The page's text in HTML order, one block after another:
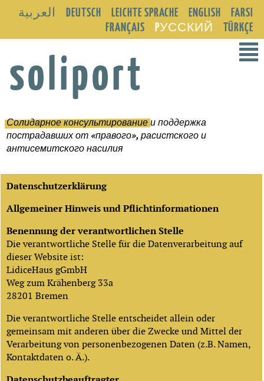
العربية DEUTSCH LEICHTE SPRACHE ENGLISH
FARSI
FRANÇAIS
PУССКИЙ TÜRKÇE
²
soliport
Солидарное консультированиеи поддержка
пострадавших от «правого», расистского и
антисемитского насилия
Datenschutzerklärung
Allgemeiner Hinweis und Pflichtinformationen
Benennung der verantwortlichen Stelle
Die verantwortliche Stelle für die Datenverarbeitung auf
dieser Website ist:
LidiceHaus gGmbH
Weg zum Krähenberg 33a
28201 Bremen
Die verantwortliche Stelle entscheidet allein oder
gemeinsam mit anderen über die Zwecke und Mittel der
Verarbeitung von personenbezogenen Daten (z.B. Namen,
Kontaktdaten o. Ä.).